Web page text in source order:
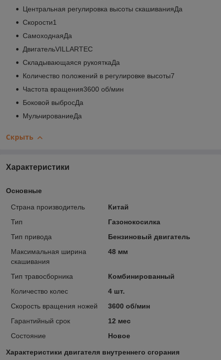
Центральная регулировка высоты скашиванияДа
Скорости1
СамоходнаяДа
ДвигательVILLARTEC
Складывающаяся рукояткаДа
Количество положений в регулировке высоты7
Частота вращения3600 об/мин
Боковой выбросДа
МульчированиеДа
Скрыть
Характеристики
Основные
Страна производитель
Китай
Тип
Газонокосилка
Тип привода
Бензиновый двигатель
Максимальная ширина
скашивания
48 мм
Тип травосборника
Комбинированный
Количество колес
4 шт.
Скорость вращения ножей
3600 об/мин
Гарантийный срок
12 мес
Состояние
Новое
Характеристики двигателя внутреннего сгорания